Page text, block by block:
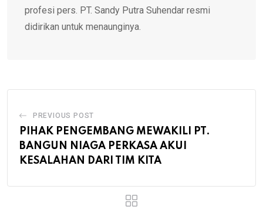
profesi pers. PT. Sandy Putra Suhendar resmi
didirikan untuk menaunginya.
PREVIOUS POST
PIHAK PENGEMBANG MEWAKILI PT.
BANGUN NIAGA PERKASA AKUI
KESALAHAN DARI TIM KITA